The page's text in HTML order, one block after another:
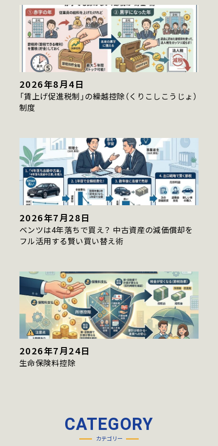
2026年8月4日
「賃上げ促進税制」の繰越控除（くりこしこうじょ）
制度
2026年7月28日
ベンツは4年落ちで買え？ 中古資産の減価償却を
フル活用する賢い買い替え術
2026年7月24日
生命保険料控除
CATEGORY
カテゴリー